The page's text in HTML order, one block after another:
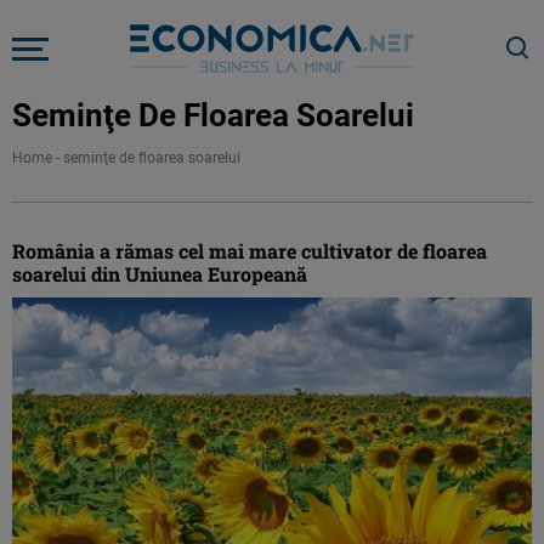
Seminţe De Floarea Soarelui
Home - seminţe de floarea soarelui
România a rămas cel mai mare cultivator de floarea
soarelui din Uniunea Europeană